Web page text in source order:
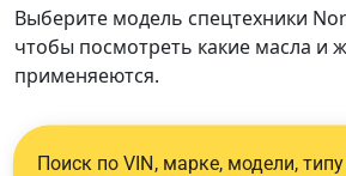
Выберите модель спецтехники
чтобы посмотреть какие масла и
применяеются.
Поиск по VIN, марке, модели,